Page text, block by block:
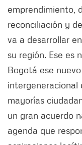
emprendimiento,
reconciliación y
va a desarrollar
su región. Ese es
Bogotá ese
intergeneracional
mayorías
un gran acuerdo
agenda que